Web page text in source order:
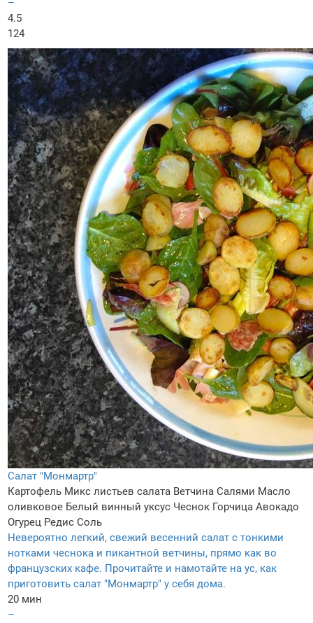
–
4.5
124
Салат "Монмартр"
Картофель Микс листьев салата Ветчина Салями Масло
оливковое Белый винный уксус Чеснок Горчица Авокадо
Огурец Редис Соль
Невероятно легкий, свежий весенний салат с тонкими
нотками чеснока и пикантной ветчины, прямо как во
французских кафе. Прочитайте и намотайте на ус, как
приготовить салат "Монмартр" у себя дома.
20 мин
–